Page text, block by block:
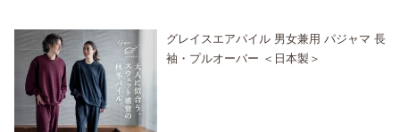
グレイスエアパイル 男女兼用 パジャマ 長
袖・プルオーバー ＜日本製＞